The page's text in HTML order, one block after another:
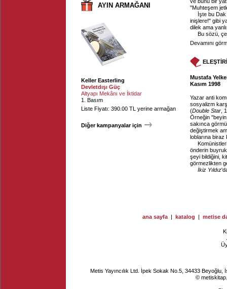
AYIN ARMAĞANI
Keller Easterling
Devletdışı Güç
Altyapı Mekânı ve İktidar
1. Basım
Liste Fiyatı: 390.00 TL yerine armağan
Diğer kampanyalar için
"Muhteşem
İşte bu Dak
inişlere!" gibi
dilek ama
Bu sözü,
Devamını
Mustafa
Kasım 1998
Yazar anti
sosyalizm
(Double Star ,
Örneğin
sakınca
değiştirmek
loblarına
önderin
şeyi bildiğini,
görmezlikten
İkiz Yıldız
ana sayfa | katalog | metise
Metis Yayıncılık Ltd. İpek Sokak No.5, 34433
©